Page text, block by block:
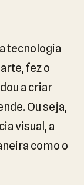
tecnologia
fez o
a criar
Ou seja,
visual, a
como o